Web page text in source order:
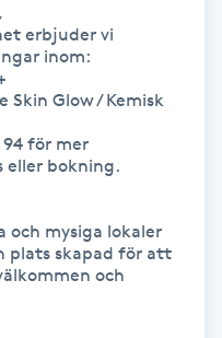
erbjuder vi
inom:
Skin Glow / Kemisk
94 för mer
eller bokning.
och mysiga lokaler
plats skapad för att
och